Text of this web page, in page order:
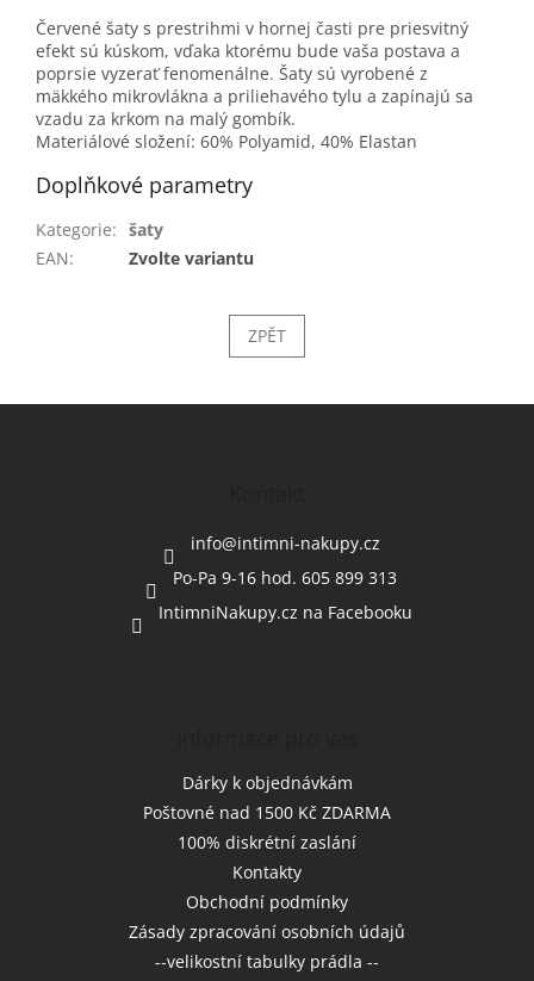
Červené šaty s prestrihmi v hornej časti pre priesvitný
efekt sú kúskom, vďaka ktorému bude vaša postava a
poprsie vyzerať fenomenálne. Šaty sú vyrobené z
mäkkého mikrovlákna a priliehavého tylu a zapínajú sa
vzadu za krkom na malý gombík.
Materiálové složení: 60% Polyamid, 40% Elastan
Doplňkové parametry
Kategorie: šaty
EAN: Zvolte variantu
ZPĚT
info@intimni-nakupy.cz
Po-Pa 9-16 hod. 605 899 313
IntimniNakupy.cz na Facebooku
Dárky k objednávkám
Poštovné nad 1500 Kč ZDARMA
100% diskrétní zaslání
Kontakty
Obchodní podmínky
Zásady zpracování osobních údajů
--velikostní tabulky prádla --